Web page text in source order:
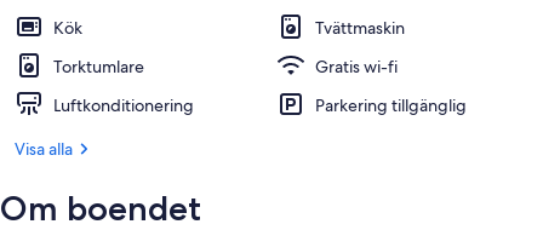
Kök
Tvättmaskin
Torktumlare
Gratis wi-fi
Luftkonditionering
Parkering tillgänglig
Visa alla
Om boendet